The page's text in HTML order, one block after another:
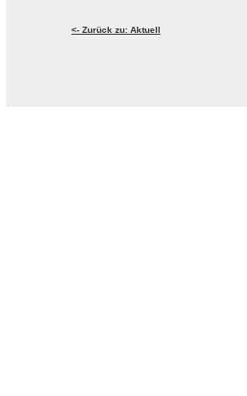
<- Zurück zu: Aktuell